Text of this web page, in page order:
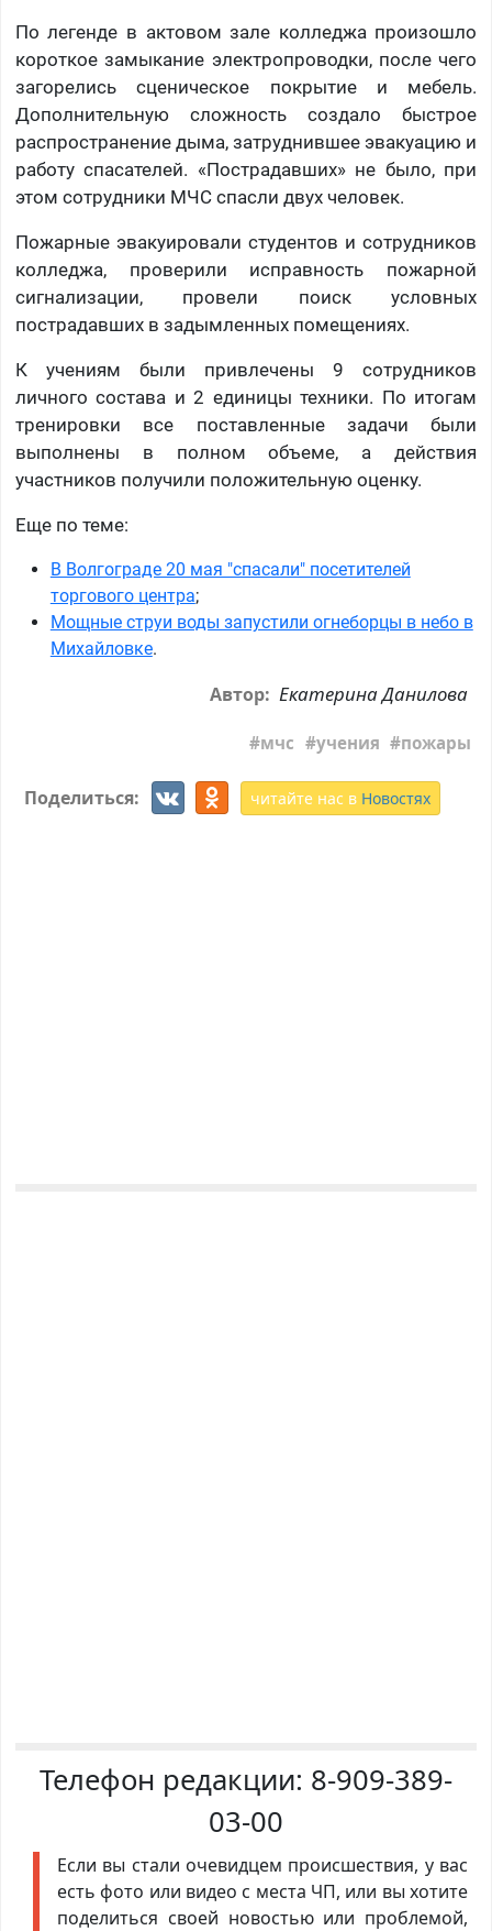
По легенде в актовом зале колледжа произошло
короткое замыкание электропроводки, после чего
загорелись сценическое покрытие и мебель.
Дополнительную сложность создало быстрое
распространение дыма, затруднившее эвакуацию и
работу спасателей. «Пострадавших» не было, при
этом сотрудники МЧС спасли двух человек.
Пожарные эвакуировали студентов и сотрудников
колледжа, проверили исправность пожарной
сигнализации, провели поиск условных
пострадавших в задымленных помещениях.
К учениям были привлечены 9 сотрудников
личного состава и 2 единицы техники. По итогам
тренировки все поставленные задачи были
выполнены в полном объеме, а действия
участников получили положительную оценку.
Еще по теме:
В Волгограде 20 мая "спасали" посетителей
торгового центра;
Мощные струи воды запустили огнеборцы в небо в
Михайловке.
Автор: Екатерина Данилова
мчс учения пожары
Поделиться: читайте нас в Новостях
Телефон редакции: 8-909-389-
03-00
Если вы стали очевидцем происшествия, у вас
есть фото или видео с места ЧП, или вы хотите
поделиться своей новостью или проблемой,